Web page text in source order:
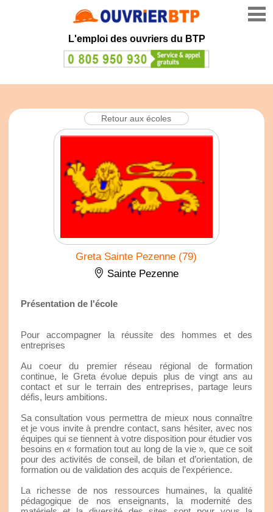
L'emploi des ouvriers du BTP
Retour aux écoles
Greta Sainte Pezenne (79)
Sainte Pezenne
Présentation de l'école
Pour accompagner la réussite des hommes et des
entreprises
Au coeur du premier réseau régional de formation
continue, le Greta évolue depuis plus de vingt ans au
contact et sur le terrain des entreprises, partage leurs
défis, leurs ambitions.
Sa consultation vous permettra de mieux nous connaître
et je vous invite à prendre contact, sans hésiter, avec nos
équipes qui se tiennent à votre disposition pour étudier vos
besoins en « formation tout au long de la vie », que ce soit
pour des activités de conseil, de bilan et d’orientation, de
formation ou de validation des acquis de l’expérience.
La richesse de nos ressources humaines, la qualité
pédagogique de nos enseignants, la modernité des